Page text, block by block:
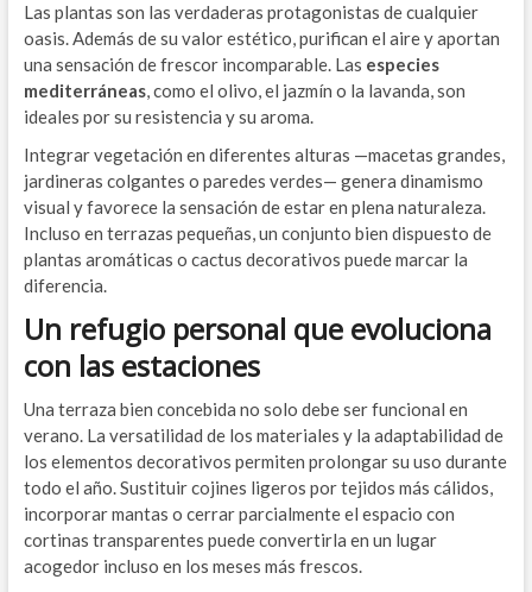
Las plantas son las verdaderas protagonistas de cualquier
oasis. Además de su valor estético, purifican el aire y aportan
una sensación de frescor incomparable. Las especies
mediterráneas, como el olivo, el jazmín o la lavanda, son
ideales por su resistencia y su aroma.
Integrar vegetación en diferentes alturas —macetas grandes,
jardineras colgantes o paredes verdes— genera dinamismo
visual y favorece la sensación de estar en plena naturaleza.
Incluso en terrazas pequeñas, un conjunto bien dispuesto de
plantas aromáticas o cactus decorativos puede marcar la
diferencia.
Un refugio personal que evoluciona
con las estaciones
Una terraza bien concebida no solo debe ser funcional en
verano. La versatilidad de los materiales y la adaptabilidad de
los elementos decorativos permiten prolongar su uso durante
todo el año. Sustituir cojines ligeros por tejidos más cálidos,
incorporar mantas o cerrar parcialmente el espacio con
cortinas transparentes puede convertirla en un lugar
acogedor incluso en los meses más frescos.